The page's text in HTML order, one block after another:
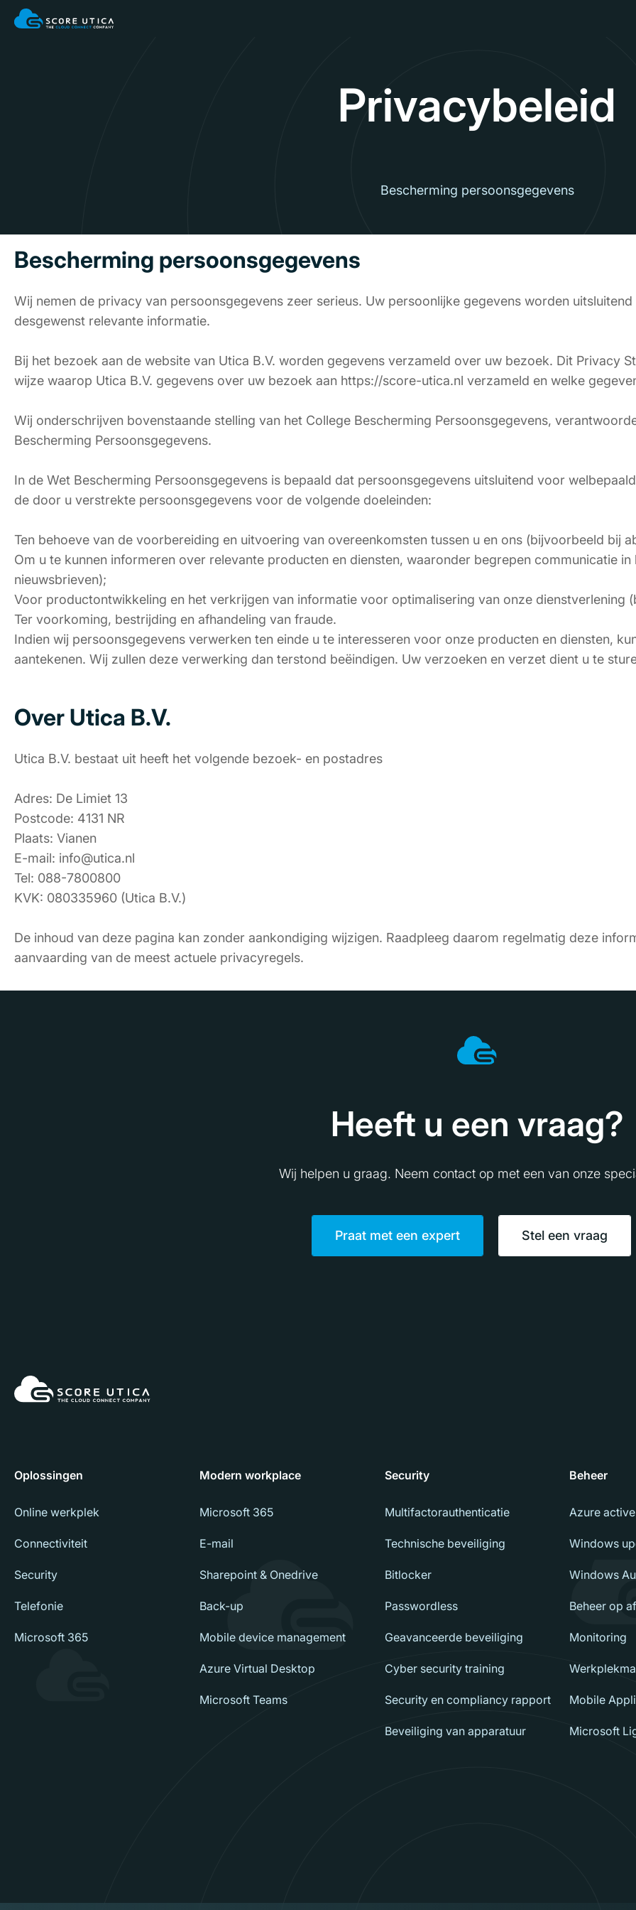
Privacybeleid
Bescherming persoonsgegevens
Bescherming persoonsgegevens
Wij nemen de privacy van persoonsgegevens zeer serieus. Uw persoonlijke gegevens worden
desgewenst relevante informatie.
Bij het bezoek aan de website van Utica B.V. worden gegevens verzameld over uw bezoek. Dit Privacy
wijze waarop Utica B.V. gegevens over uw bezoek aan https://score-utica.nl verzameld en welke
Wij onderschrijven bovenstaande stelling van het College Bescherming Persoonsgegevens,
Bescherming Persoonsgegevens.
In de Wet Bescherming Persoonsgegevens is bepaald dat persoonsgegevens uitsluitend voor
de door u verstrekte persoonsgegevens voor de volgende doeleinden:
Ten behoeve van de voorbereiding en uitvoering van overeenkomsten tussen u en ons (bijvoorbeeld bij
Om u te kunnen informeren over relevante producten en diensten, waaronder begrepen communicatie
nieuwsbrieven);
Voor productontwikkeling en het verkrijgen van informatie voor optimalisering van onze dienstverlening
Ter voorkoming, bestrijding en afhandeling van fraude.
Indien wij persoonsgegevens verwerken ten einde u te interesseren voor onze producten en diensten,
aantekenen. Wij zullen deze verwerking dan terstond beëindigen. Uw verzoeken en verzet dient u te
Over Utica B.V.
Utica B.V. bestaat uit heeft het volgende bezoek- en postadres
Adres: De Limiet 13
Postcode: 4131 NR
Plaats: Vianen
E-mail: info@utica.nl
Tel: 088-7800800
KVK: 080335960 (Utica B.V.)
De inhoud van deze pagina kan zonder aankondiging wijzigen. Raadpleeg daarom regelmatig deze
aanvaarding van de meest actuele privacyregels.
Heeft u een vraag?
Wij helpen u graag. Neem contact op met een van onze
Praat met een expert Stel een vraag
Oplossingen
Online werkplek
Connectiviteit
Security
Telefonie
Microsoft 365
Modern workplace
Microsoft 365
E-mail
Sharepoint & Onedrive
Back-up
Mobile device management
Azure Virtual Desktop
Microsoft Teams
Security
Multifactorauthenticatie
Technische beveiliging
Bitlocker
Passwordless
Geavanceerde beveiliging
Cyber security training
Security en compliancy rapport
Beveiliging van apparatuur
Beheer
Azure
Windows
Windows
Beheer op
Monitoring
Mobile
Microsoft